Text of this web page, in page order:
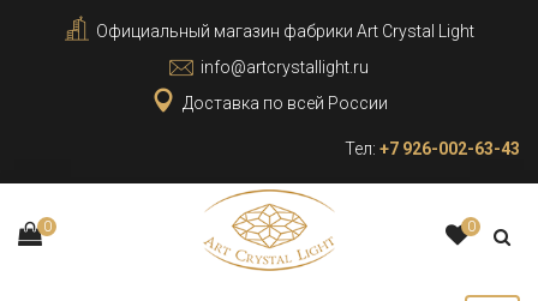
Официальный магазин фабрики Art Crystal Light
info@artcrystallight.ru
Доставка по всей России
Тел: +7 926-002-63-43
0 0